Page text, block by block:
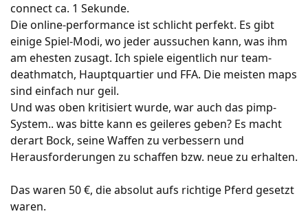
connect ca. 1 Sekunde.
Die online-performance ist schlicht perfekt. Es gibt
einige Spiel-Modi, wo jeder aussuchen kann, was ihm
am ehesten zusagt. Ich spiele eigentlich nur team-
deathmatch, Hauptquartier und FFA. Die meisten maps
sind einfach nur geil.
Und was oben kritisiert wurde, war auch das pimp-
System.. was bitte kann es geileres geben? Es macht
derart Bock, seine Waffen zu verbessern und
Herausforderungen zu schaffen bzw. neue zu erhalten.
Das waren 50 €, die absolut aufs richtige Pferd gesetzt
waren.